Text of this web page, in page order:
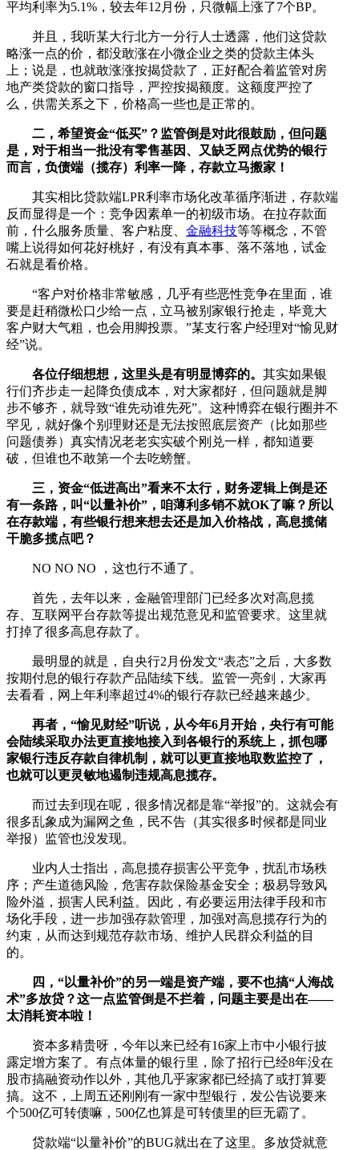
平均利率为5.1%，较去年12月份，只微幅上涨了7个BP。
并且，我听某大行北方一分行人士透露，他们这贷款
略涨一点的价，都没敢涨在小微企业之类的贷款主体头
上；说是，也就敢涨涨按揭贷款了，正好配合着监管对房
地产类贷款的窗口指导，严控按揭额度。这额度严控了
么，供需关系之下，价格高一些也是正常的。
二，希望资金“低买”？监管倒是对此很鼓励，但问题
是，对于相当一批没有零售基因、又缺乏网点优势的银行
而言，负债端（揽存）利率一降，存款立马搬家！
其实相比贷款端LPR利率市场化改革循序渐进，存款端
反而显得是一个：竞争因素单一的初级市场。在拉存款面
前，什么服务质量、客户粘度、 金融科技等等概念，不管
嘴上说得如何花好桃好，有没有真本事、落不落地，试金
石就是看价格。
“客户对价格非常敏感，几乎有些恶性竞争在里面，谁
要是赶稍微松口少给一点，立马被别家银行抢走，毕竟大
客户财大气粗，也会用脚投票。”某支行客户经理对“愉见财
经”说。
各位仔细想想，这里头是有明显博弈的。 其实如果银
行们齐步走一起降负债成本，对大家都好，但问题就是脚
步不够齐，就导致“谁先动谁先死”。这种博弈在银行圈并不
罕见，就好像个别理财还是无法按照底层资产（比如那些
问题债券）真实情况老老实实破个刚兑一样，都知道要
破，但谁也不敢第一个去吃螃蟹。
三，资金“低进高出”看来不太行，财务逻辑上倒是还
有一条路，叫“以量补价”，咱薄利多销不就OK了嘛？所以
在存款端，有些银行想来想去还是加入价格战，高息揽储
干脆多揽点吧？
NO NO NO ，这也行不通了。
首先，去年以来，金融管理部门已经多次对高息揽
存、互联网平台存款等提出规范意见和监管要求。这里就
打掉了很多高息存款了。
最明显的就是，自央行2月份发文“表态”之后，大多数
按期付息的银行存款产品陆续下线。监管一亮剑，大家再
去看看，网上年利率超过4%的银行存款已经越来越少。
再者，“愉见财经”听说，从今年6月开始，央行有可能
会陆续采取办法更直接地接入到各银行的系统上，抓包哪
家银行违反存款自律机制，就可以更直接地取数监控了，
也就可以更灵敏地遏制违规高息揽存。
而过去到现在呢，很多情况都是靠“举报”的。这就会有
很多乱象成为漏网之鱼，民不告（其实很多时候都是同业
举报）监管也没发现。
业内人士指出，高息揽存损害公平竞争，扰乱市场秩
序；产生道德风险，危害存款保险基金安全；极易导致风
险外溢，损害人民利益。因此，有必要运用法律手段和市
场化手段，进一步加强存款管理，加强对高息揽存行为的
约束，从而达到规范存款市场、维护人民群众利益的目
的。
四，“以量补价”的另一端是资产端，要不也搞“人海战
术”多放贷？这一点监管倒是不拦着，问题主要是出在——
太消耗资本啦！
资本多精贵呀，今年以来已经有16家上市中小银行披
露定增方案了。有点体量的银行里，除了招行已经8年没在
股市搞融资动作以外，其他几乎家家都已经搞了或打算要
搞。这不，上周五还刚刚有一家中型银行，发公告说要来
个500亿可转债嘛，500亿也算是可转债里的巨无霸了。
贷款端“以量补价”的BUG就出在了这里。多放贷就意